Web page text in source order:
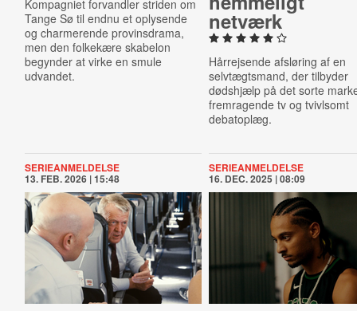
Kompagniet forvandler striden om
Tange Sø til endnu et oplysende
og charmerende provinsdrama,
men den folkekære skabelon
begynder at virke en smule
udvandet.
netværk
Hårrejsende afsløring af en
selvtægtsmand, der tilbyder
dødshjælp på det sorte
fremragende tv og tvivlsomt
debatoplæg.
SERIEANMELDELSE
13. FEB. 2026 | 15:48
SERIEANMELDELSE
16. DEC. 2025 | 08:09